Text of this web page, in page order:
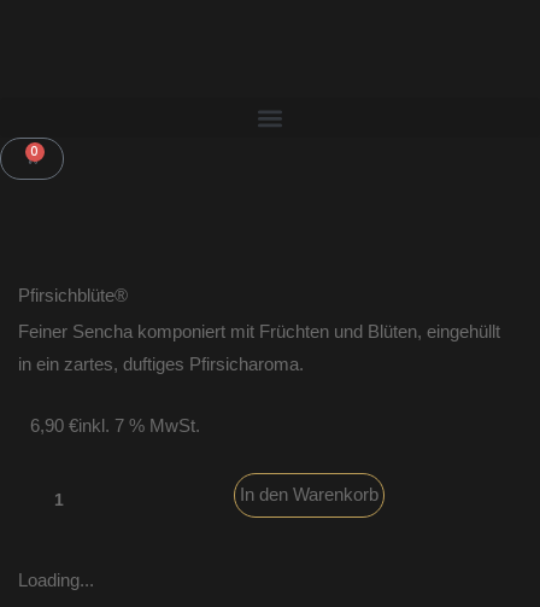
Menü
0WARENKORB
Pfirsichblüte®
Feiner Sencha komponiert mit Früchten und Blüten, eingehüllt
in ein zartes, duftiges Pfirsicharoma.
6,90 €inkl. 7 % MwSt.
In den Warenkorb
Loading...